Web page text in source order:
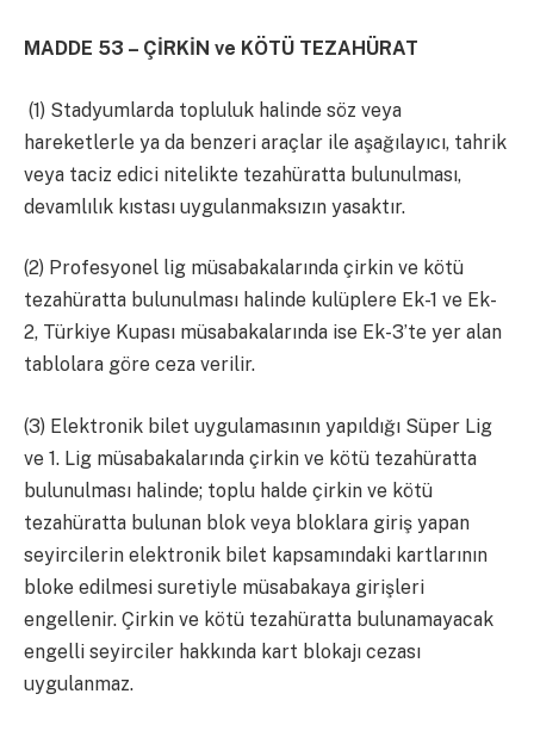
MADDE 53 – ÇİRKİN ve KÖTÜ TEZAHÜRAT
(1) Stadyumlarda topluluk halinde söz veya
hareketlerle ya da benzeri araçlar ile aşağılayıcı, tahrik
veya taciz edici nitelikte tezahüratta bulunulması,
devamlılık kıstası uygulanmaksızın yasaktır.
(2) Profesyonel lig müsabakalarında çirkin ve kötü
tezahüratta bulunulması halinde kulüplere Ek-1 ve Ek-
2, Türkiye Kupası müsabakalarında ise Ek-3’te yer alan
tablolara göre ceza verilir.
(3) Elektronik bilet uygulamasının yapıldığı Süper Lig
ve 1. Lig müsabakalarında çirkin ve kötü tezahüratta
bulunulması halinde; toplu halde çirkin ve kötü
tezahüratta bulunan blok veya bloklara giriş yapan
seyircilerin elektronik bilet kapsamındaki kartlarının
bloke edilmesi suretiyle müsabakaya girişleri
engellenir. Çirkin ve kötü tezahüratta bulunamayacak
engelli seyirciler hakkında kart blokajı cezası
uygulanmaz.